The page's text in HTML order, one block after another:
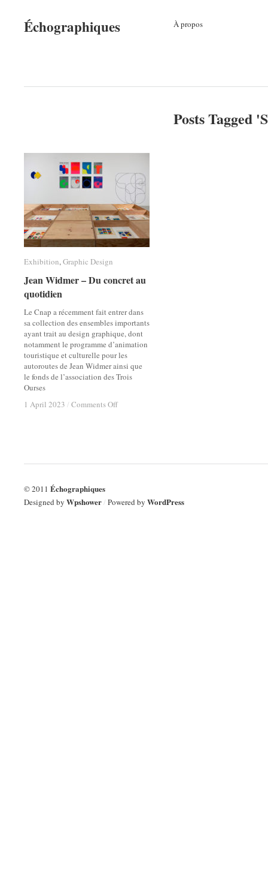
Échographiques À propos
Posts Tagged '
Exhibition,Graphic Design
Jean Widmer – Du concret au
quotidien
Le Cnap a récemment fait entrer dans
sa collection des ensembles importants
ayant trait au design graphique, dont
notamment le programme d’animation
touristique et culturelle pour les
autoroutes de Jean Widmer ainsi que
le fonds de l’association des Trois
Ourses
1 April 2023 / Comments Offon
Exhibition Graphic Design
Jean Widmer – Du concret au
quotidien
1 April 2023 / Comments Offon
© 2011 Échographiques
Designed by Wpshower/ Powered by WordPress